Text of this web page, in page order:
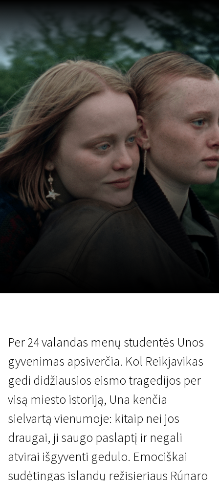
Per 24 valandas menų studentės Unos
gyvenimas apsiverčia. Kol Reikjavikas
gedi didžiausios eismo tragedijos per
visą miesto istoriją, Una kenčia
sielvartą vienumoje: kitaip nei jos
draugai, ji saugo paslaptį ir negali
atvirai išgyventi gedulo. Emociškai
sudėtingas islandų režisieriaus Rúnaro